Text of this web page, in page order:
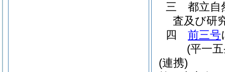
三
都立自
査及び研
四
前三号
(平一
(連携)